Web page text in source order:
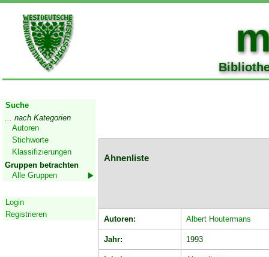
Suche
... nach Kategorien
Autoren
Stichworte
Klassifizierungen
Gruppen betrachten
Alle Gruppen
Login
Registrieren
Ahnenliste
Autoren: Albert Houtermans
Jahr: 1993